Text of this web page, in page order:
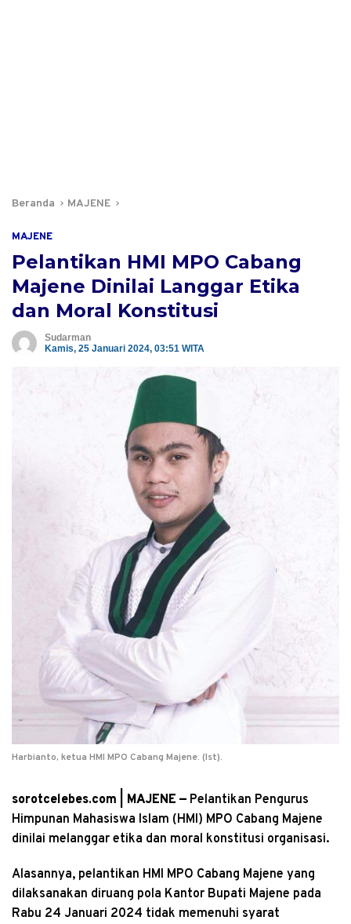
Beranda MAJENE
MAJENE
Pelantikan HMI MPO Cabang
Majene Dinilai Langgar Etika
dan Moral Konstitusi
Sudarman
Kamis, 25 Januari 2024, 03:51 WITA
Harbianto, ketua HMI MPO Cabang Majene. (Ist).
sorotcelebes.com | MAJENE — Pelantikan Pengurus
Himpunan Mahasiswa Islam (HMI) MPO Cabang Majene
dinilai melanggar etika dan moral konstitusi organisasi.
Alasannya, pelantikan HMI MPO Cabang Majene yang
dilaksanakan diruang pola Kantor Bupati Majene pada
Rabu 24 Januari 2024 tidak memenuhi syarat